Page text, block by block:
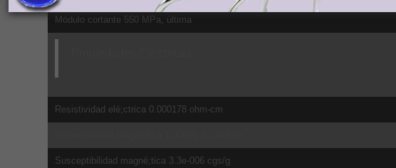
Módulo cortante 550 MPa, última
Resistividad elé;ctrica 0.000178 ohm-cm
Susceptibilidad magné;tica 3.3e-006 cgs/g